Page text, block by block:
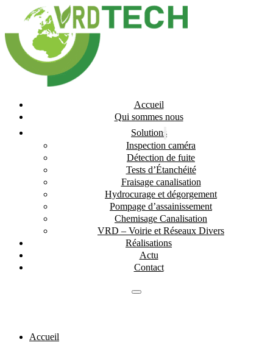
Accueil
Qui sommes nous
Solutions
Inspection caméra
Détection de fuite
Tests d’Étanchéité
Fraisage canalisation
Hydrocurage et dégorgement
Pompage d’assainissement
Chemisage Canalisation
VRD – Voirie et Réseaux Divers
Réalisations
Actu
Contact
Accueil